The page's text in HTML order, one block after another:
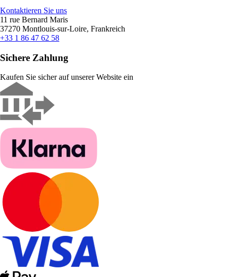
Kontaktieren Sie uns
11 rue Bernard Maris
37270 Montlouis-sur-Loire, Frankreich
+33 1 86 47 62 58
Sichere Zahlung
Kaufen Sie sicher auf unserer Website ein